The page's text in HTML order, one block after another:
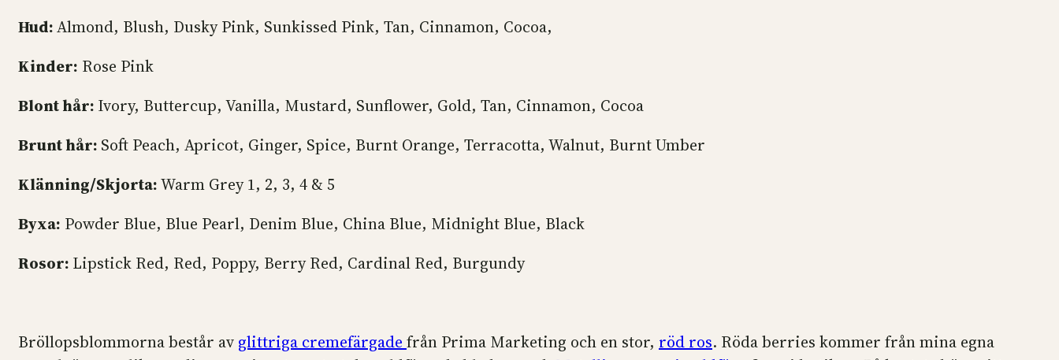
Hud:Almond, Blush, Dusky Pink, Sunkissed Pink, Tan, Cinnamon, Cocoa,
Kinder: Rose Pink
Blont hår: Ivory, Buttercup, Vanilla, Mustard, Sunflower, Gold, Tan, Cinnamon, Cocoa
Brunt hår: Soft Peach, Apricot, Ginger, Spice, Burnt Orange, Terracotta, Walnut, Burnt Umber
Klänning/Skjorta:Warm Grey 1, 2, 3, 4 & 5
Byxa: Powder Blue, Blue Pearl, Denim Blue, China Blue, Midnight Blue, Black
Rosor: Lipstick Red, Red, Poppy, Berry Red, Cardinal Red, Burgundy
Bröllopsblommorna består av glittriga cremefärgade från Prima Marketing och en stor, röd ros. Röda berries kommer från mina egna